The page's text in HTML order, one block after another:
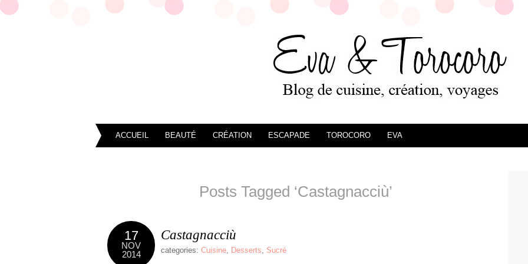
ACCUEIL BEAUTÉ CRÉATION ESCAPADE TOROCORO EVA
Posts Tagged ‘Castagnacciù’
17
NOV
2014
Castagnacciù
categories: Cuisine, Desserts, Sucré